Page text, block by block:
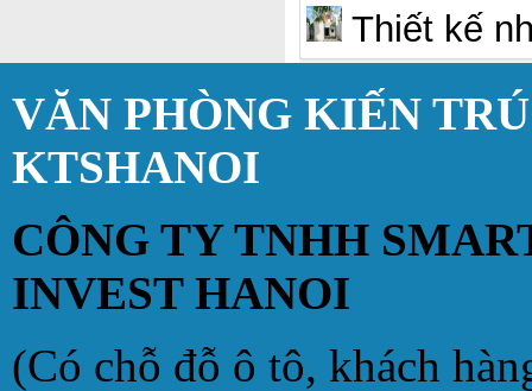
Thiết kế
VĂN PHÒNG KIẾN
KTSHANOI
CÔNG TY TNHH
INVEST HANOI
(Có chỗ đỗ ô tô, khách